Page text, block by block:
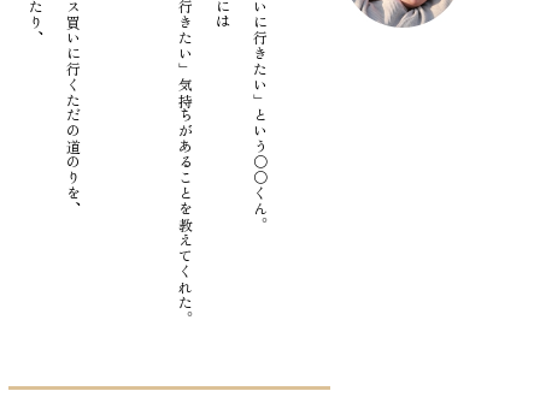
「ジュース買いに行きたい」という〇〇くん。
「外に動きに行きたい」気持ちがあることを教えてくれた。